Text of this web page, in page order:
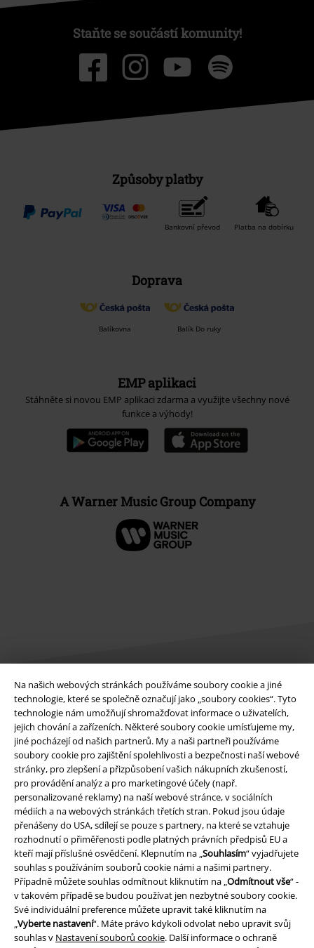
Na našich webových stránkách používáme soubory cookie a jiné
technologie, které se společně označují jako „soubory cookies“. Tyto
technologie nám umožňují shromažďovat informace o uživatelích,
jejich chování a zařízeních. Některé soubory cookie umísťujeme my,
jiné pocházejí od našich partnerů. My a naši partneři používáme
soubory cookie pro zajištění spolehlivosti a bezpečnosti naší webové
stránky, pro zlepšení a přizpůsobení vašich nákupních zkušeností,
pro provádění analýz a pro marketingové účely (např.
personalizované reklamy) na naší webové stránce, v sociálních
médiích a na webových stránkách třetích stran. Pokud jsou údaje
přenášeny do USA, sdílejí se pouze s partnery, na které se vztahuje
rozhodnutí o přiměřenosti podle platných právních předpisů EU a
kteří mají příslušné osvědčení. Klepnutím na „Souhlasím“ vyjadřujete
souhlas s používáním souborů cookie námi a našimi partnery.
Případně můžete souhlas odmítnout kliknutím na „Odmítnout vše“ -
v takovém případě se budou používat jen nezbytné soubory cookie.
Své individuální preference můžete upravit také kliknutím na
„Vyberte nastavení“. Máte právo kdykoli odvolat nebo upravit svůj
souhlas v Nastavení souborů cookie. Další informace o ochraně
Staňte se součástí komunity!
Způsoby platby
Bankovní převod Platba na dobírku
Doprava
Balíkovna Balík Do ruky
EMP aplikaci
Stáhněte si novou EMP aplikaci zdarma a využijte všechny nové
funkce a výhody!
A Warner Music Group Company
Právní informace
Podmínky
Prohlášení
Ochrana osobních údajů
Likvidace odpadu a ochrana životního prostředí
Prohlášení o shodě
Informace o přístupnosti
Nastavení souborů cookie